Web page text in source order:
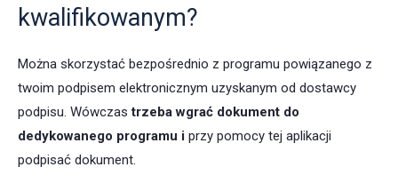
kwalifikowanym?
Można skorzystać bezpośrednio z programu powiązanego z
twoim podpisem elektronicznym uzyskanym od dostawcy
podpisu. Wówczastrzeba wgrać dokument do
dedykowanego programu i przy pomocy tej aplikacji
podpisać dokument.